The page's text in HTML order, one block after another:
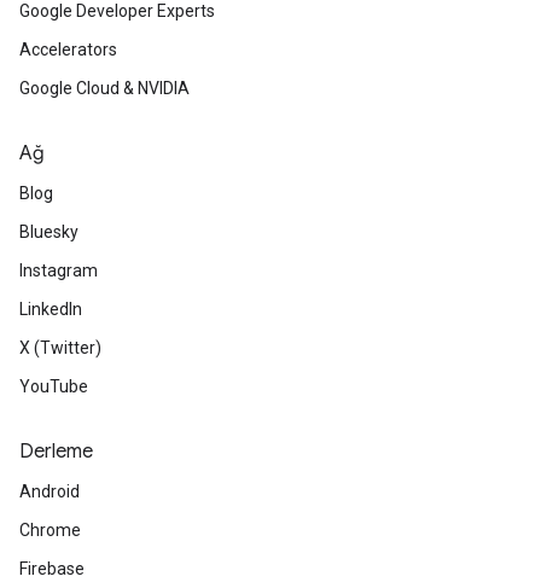
Google Developer Experts
Accelerators
Google Cloud & NVIDIA
Ağ
Blog
Bluesky
Instagram
LinkedIn
X (Twitter)
YouTube
Derleme
Android
Chrome
Firebase